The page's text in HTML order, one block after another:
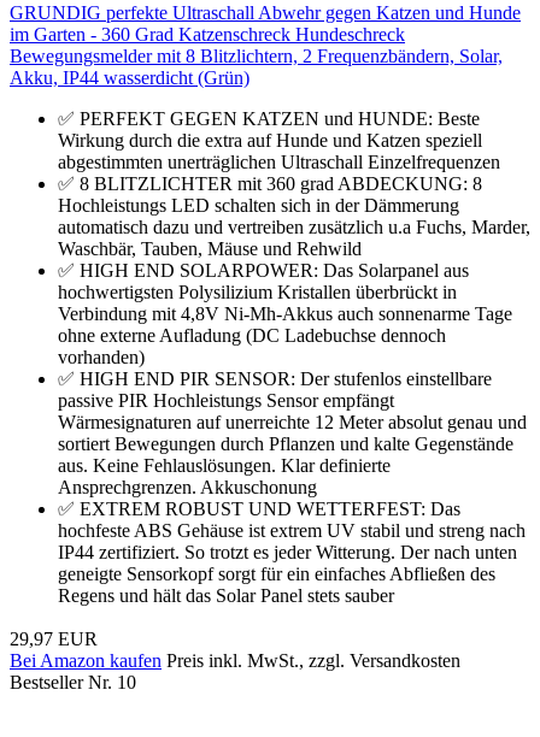
GRUNDIG perfekte Ultraschall Abwehr gegen Katzen und Hunde
im Garten - 360 Grad Katzenschreck Hundeschreck
Bewegungsmelder mit 8 Blitzlichtern, 2 Frequenzbändern, Solar,
Akku, IP44 wasserdicht (Grün)
✅ PERFEKT GEGEN KATZEN und HUNDE: Beste
Wirkung durch die extra auf Hunde und Katzen speziell
abgestimmten unerträglichen Ultraschall Einzelfrequenzen
✅ 8 BLITZLICHTER mit 360 grad ABDECKUNG: 8
Hochleistungs LED schalten sich in der Dämmerung
automatisch dazu und vertreiben zusätzlich u.a Fuchs, Marder,
Waschbär, Tauben, Mäuse und Rehwild
✅ HIGH END SOLARPOWER: Das Solarpanel aus
hochwertigsten Polysilizium Kristallen überbrückt in
Verbindung mit 4,8V Ni-Mh-Akkus auch sonnenarme Tage
ohne externe Aufladung (DC Ladebuchse dennoch
vorhanden)
✅ HIGH END PIR SENSOR: Der stufenlos einstellbare
passive PIR Hochleistungs Sensor empfängt
Wärmesignaturen auf unerreichte 12 Meter absolut genau und
sortiert Bewegungen durch Pflanzen und kalte Gegenstände
aus. Keine Fehlauslösungen. Klar definierte
Ansprechgrenzen. Akkuschonung
✅ EXTREM ROBUST UND WETTERFEST: Das
hochfeste ABS Gehäuse ist extrem UV stabil und streng nach
IP44 zertifiziert. So trotzt es jeder Witterung. Der nach unten
geneigte Sensorkopf sorgt für ein einfaches Abfließen des
Regens und hält das Solar Panel stets sauber
29,97 EUR
Bei Amazon kaufen Preis inkl. MwSt., zzgl. Versandkosten
Bestseller Nr. 10